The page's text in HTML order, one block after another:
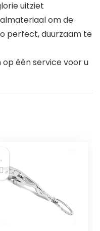
uitziet
om de
perfect, duurzaam te
één service voor u